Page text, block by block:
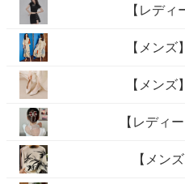
【レディ
【メンズ
【メンズ
【レディ
【メン